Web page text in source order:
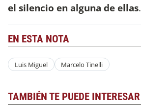
el silencio en alguna de ellas.
EN ESTA NOTA
Luis Miguel Marcelo Tinelli
TAMBIÉN TE PUEDE INTERESAR